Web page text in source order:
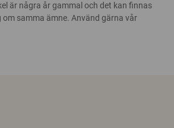
är några år gammal och det kan finnas
om samma ämne. Använd gärna vår